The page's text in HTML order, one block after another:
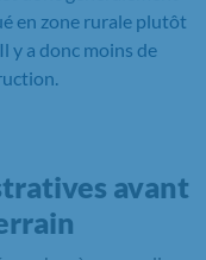
en zone rurale plutôt
y a donc moins de
avant